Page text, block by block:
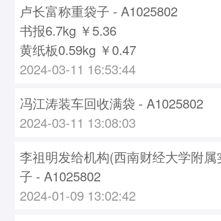
卢长富称重袋子 - A1025802
书报6.7kg ￥5.36
黄纸板0.59kg ￥0.47
2024-03-11 16:53:44
冯江涛装车回收满袋 - A1025802
2024-03-11 13:08:03
李祖明发给机构(西南财经大学附
子 - A1025802
2024-01-09 13:02:42